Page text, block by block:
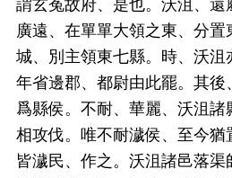
謂玄菟故府、是也。沃沮、還
廣遠、在單單大領之東、分
城、別主領東七縣。時、沃沮
年省邊郡、都尉由此罷。其後
爲縣侯。不耐、華麗、沃沮諸
相攻伐。唯不耐濊侯、至今猶
皆濊民、作之。沃沮諸邑落渠